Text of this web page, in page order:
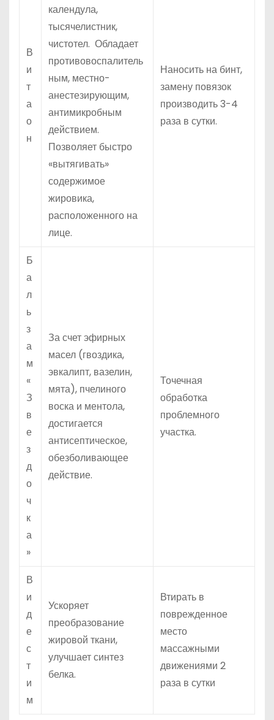
В
и
т
а
о
н
календула,
тысячелистник,
чистотел. Обладает
противовоспалитель
ным, местно-
анестезирующим,
антимикробным
действием.
Позволяет быстро
«вытягивать»
содержимое
жировика,
расположенного на
лице.
Наносить на бинт,
замену повязок
производить 3-4
раза в сутки.
Б
а
л
ь
з
а
м
«
З
в
е
з
д
о
ч
к
а
»
За счет эфирных
масел (гвоздика,
эвкалипт, вазелин,
мята), пчелиного
воска и ментола,
достигается
антисептическое,
обезболивающее
действие.
Точечная
обработка
проблемного
участка.
В
и
д
е
с
т
и
м
Ускоряет
преобразование
жировой ткани,
улучшает синтез
белка.
Втирать в
поврежденное
место
массажными
движениями 2
раза в сутки